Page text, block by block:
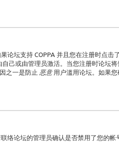
论坛支持 COPPA 并且您在注册时点击了
己或由管理员激活。当您注册时论坛
之一是防止 恶意用户滥用论坛。如果您
络论坛的管理员确认是否禁用了您的